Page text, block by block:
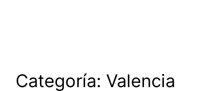
Categoría: Valencia